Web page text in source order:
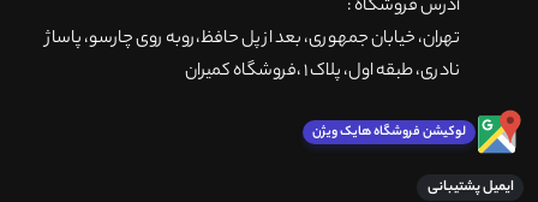
آدرس فروشگاه :
تهران، خيابان جمهوری، بعد از پل حافظ،روبه روی چارسو، پاساژ
نادری، طبقه اول، پلاک 1 ،فروشگاه کمیران
لوکیشن فروشگاه هایک ویژن
ایمیل پشتیبانی